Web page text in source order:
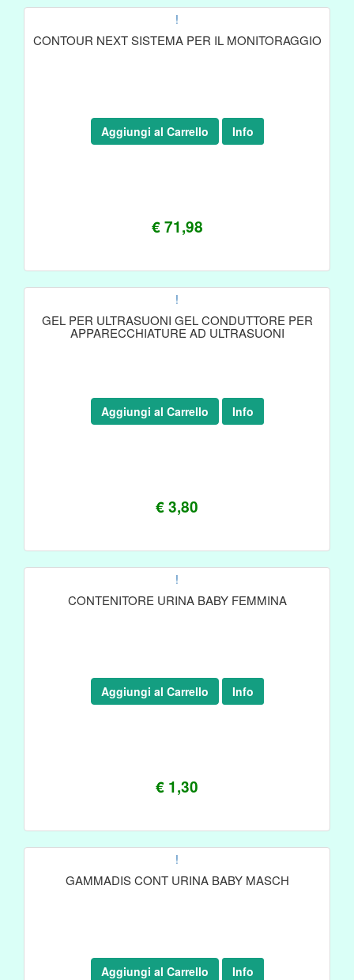
!
CONTOUR NEXT SISTEMA PER IL MONITORAGGIO
€ 71,98
Aggiungi al Carrello Info
!
GEL PER ULTRASUONI GEL CONDUTTORE PER
APPARECCHIATURE AD ULTRASUONI
€ 3,80
Aggiungi al Carrello Info
!
CONTENITORE URINA BABY FEMMINA
€ 1,30
Aggiungi al Carrello Info
!
GAMMADIS CONT URINA BABY MASCH
Aggiungi al Carrello Info